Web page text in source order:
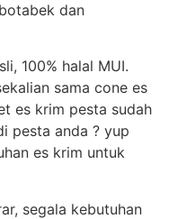
dan
100% halal MUI.
sama cone es
es krim pesta sudah
pesta anda ? yup
es krim untuk
segala kebutuhan